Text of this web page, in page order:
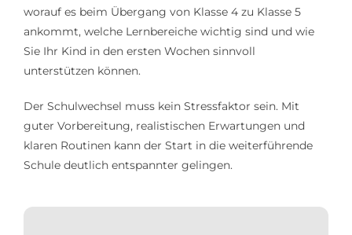
worauf es beim Übergang von Klasse 4 zu Klasse 5
ankommt, welche Lernbereiche wichtig sind und wie
Sie Ihr Kind in den ersten Wochen sinnvoll
unterstützen können.
Der Schulwechsel muss kein Stressfaktor sein. Mit
guter Vorbereitung, realistischen Erwartungen und
klaren Routinen kann der Start in die weiterführende
Schule deutlich entspannter gelingen.